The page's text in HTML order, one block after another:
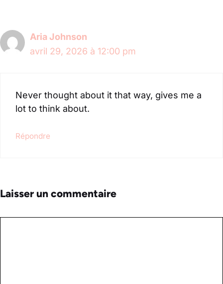
Aria Johnson
avril 29, 2026 à 12:00 pm
‌‍‌‍‌‌‌‌‌‍‍‍‌‌‍‌‌‍‍‌‍‌‌‍‌‍‍‍‌‍‍‌‌‍‍‌‌‍‌‍‌‍‍‍‌‍‌‌‌‍‍‍‌‍‌‌‌‍‍‍‌‌‍‌‌‌‍‍‌‌‌‍‌‍‍‌‌‍‍‌‌‍‍‌‌‍‌‌‌‍‍‌‌‌‌‍‌‌‍‍‍‌‌‌‌‌‍‍‌‍‍‌‌‌‍‍‍‌‌‌‌‍‍‌‌‌‍‌‌‍‍‌‌‍‍‌‌‌‍‍‍‌‌‍‌‌‍‍‌‌‌‌‌‌‍‍‍‌‌‌‌‌‍‍‌‍‌‌‌‌‍‍‌‌‍‍Never thought about it that way, gives me a
lot to think about.
Répondre
Laisser un commentaire